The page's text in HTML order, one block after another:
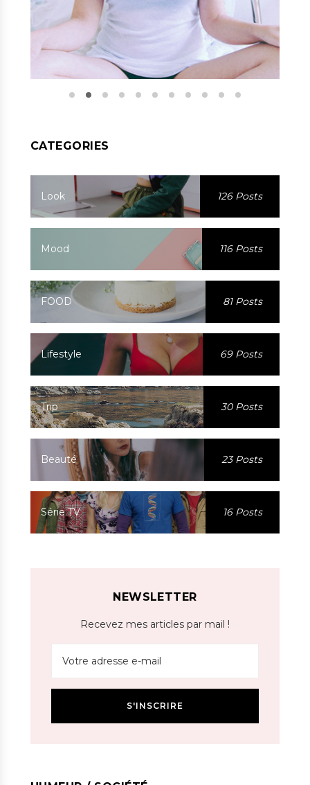
CATEGORIES
Look 126 Posts
Mood 116 Posts
FOOD 81 Posts
Lifestyle 69 Posts
Trip 30 Posts
Beauté 23 Posts
Série TV 16 Posts
NEWSLETTER
Recevez mes articles par mail !